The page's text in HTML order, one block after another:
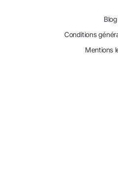
Blog
Conditions
Mentions